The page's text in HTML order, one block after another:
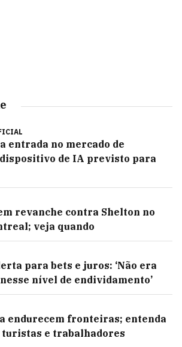
entrada no mercado de
de IA previsto para
revanche contra Shelton no
veja quando
para bets e juros: ‘Não era
nível de endividamento’
endurecem fronteiras; entenda
e trabalhadores